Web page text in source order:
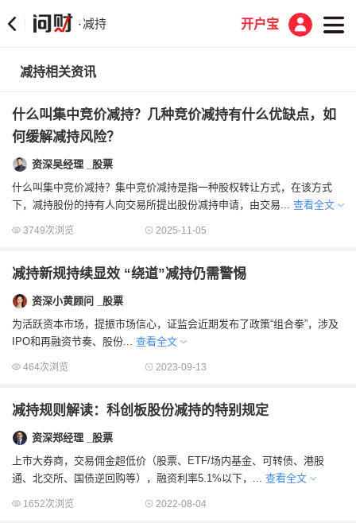
·减持 开户宝
减持相关资讯
什么叫集中竞价减持？几种竞价减持有什么优缺点，如
何缓解减持风险？
资深吴经理 _股票
什么叫集中竞价减持？集中竞价减持是指一种股权转让方式，在该方式
下，减持股份的持有人向交易所提出股份减持申请，由交易... 查看全文
3749次浏览 2025-11-05
减持新规持续显效 “绕道”减持仍需警惕
资深小黄顾问 _股票
为活跃资本市场，提振市场信心，证监会近期发布了政策“组合拳”，涉及
IPO和再融资节奏、股份... 查看全文
464次浏览 2023-09-13
减持规则解读：科创板股份减持的特别规定
资深郑经理 _股票
上市大券商，交易佣金超低价（股票、ETF/场内基金、可转债、港股
通、北交所、国债逆回购等），融资利率5.1%以下，... 查看全文
1652次浏览 2022-08-04